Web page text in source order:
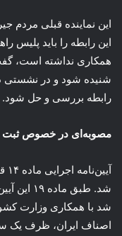
این نماینده قبلی مردم
این رابطه را باید پلیس
همکاری نداشته است،
شنیده شود و در نشستی
رابطه بررسی و حل شود.
مصوبه‌ای در خصوص ثبت
شد. طبق
شد با همکاری وزارت
اصناف ایران، ظرف یک